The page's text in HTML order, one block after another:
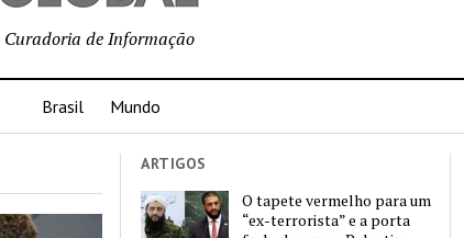
Curadoria de Informação
Brasil Mundo
ARTIGOS
O tapete vermelho para um
“ex-terrorista” e a porta